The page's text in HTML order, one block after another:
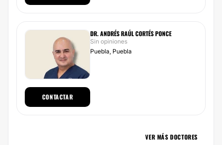
DR. ANDRÉS RAÚL CORTÉS PONCE
Sin opiniones
Puebla, Puebla
CONTACTAR
VER MÁS DOCTORES